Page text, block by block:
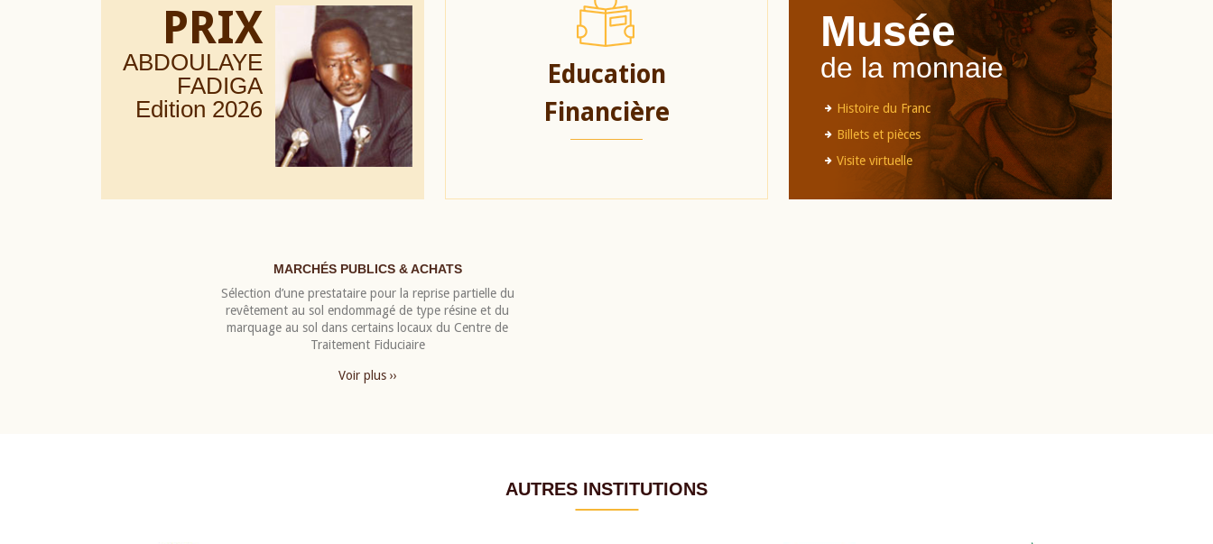
PRIX
ABDOULAYE
FADIGA
Edition 2026
Education
Financière
Musée
de la monnaie
Histoire du Franc
Billets et pièces
Visite virtuelle
MARCHÉS PUBLICS & ACHATS
Sélection d’une prestataire pour la reprise partielle du
revêtement au sol endommagé de type résine et du
marquage au sol dans certains locaux du Centre de
Traitement Fiduciaire
Voir plus ››
AUTRES INSTITUTIONS